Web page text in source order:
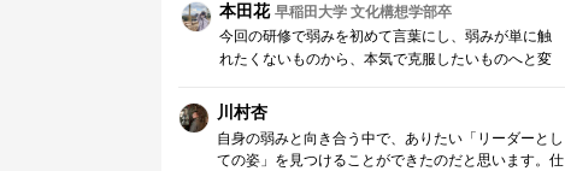
本田花早稲田大学 文化構想学部卒
今回の研修で弱みを初めて言葉にし、弱みが単に触
れたくないものから、本気で克服したいものへと変
の瞬間は苦しいですが、本気で自己変革をしたいと
思う原動力になります。今後は自身の弱さから目を
背けず、向き合って準備をやりきり、自分にも相手
川村杏
自身の弱みと向き合う中で、ありたい「リーダーとし
ての姿」を見つけることができたのだと思います。仕